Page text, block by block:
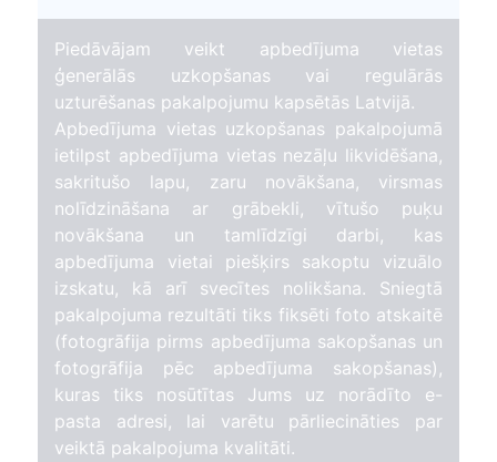
Piedāvājam veikt apbedījuma vietas
ģenerālās uzkopšanas vai regulārās
uzturēšanas pakalpojumu kapsētās Latvijā.
Apbedījuma vietas uzkopšanas pakalpojumā
ietilpst apbedījuma vietas nezāļu likvidēšana,
sakritušo lapu, zaru novākšana, virsmas
nolīdzināšana ar grābekli, vītušo puķu
novākšana un tamlīdzīgi darbi, kas
apbedījuma vietai piešķirs sakoptu vizuālo
izskatu, kā arī svecītes nolikšana. Sniegtā
pakalpojuma rezultāti tiks fiksēti foto atskaitē
(fotogrāfija pirms apbedījuma sakopšanas un
fotogrāfija pēc apbedījuma sakopšanas),
kuras tiks nosūtītas Jums uz norādīto e-
pasta adresi, lai varētu pārliecināties par
veiktā pakalpojuma kvalitāti.